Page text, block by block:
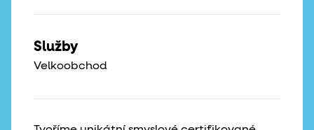
Služby
Velkoobchod